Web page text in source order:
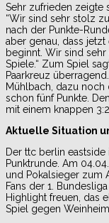
Sehr zufrieden zeigte
“Wir sind sehr stolz
nach der Punkte-
aber genau, dass
beginnt. Wir sind
Spiele.“ Zum Spiel
Paarkreuz
Mühlbach, dazu
schon fünf Punkte.
mit einem knappen
Aktuelle Situation
Der ttc berlin
Punktrunde. Am
und Pokalsieger zum
Fans der 1.
Highlight freuen, das
Spiel gegen Weinheim.